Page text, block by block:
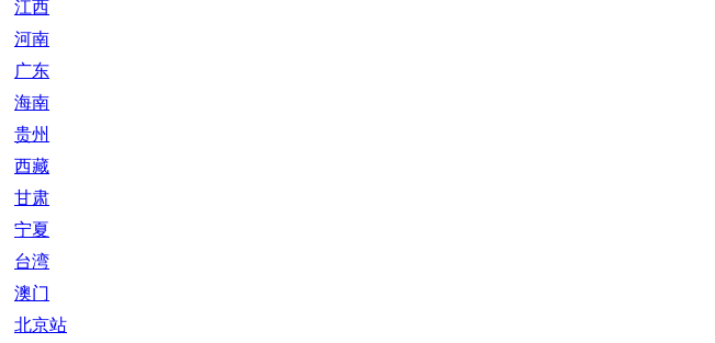
江西
河南
广东
海南
贵州
西藏
甘肃
宁夏
台湾
澳门
北京站